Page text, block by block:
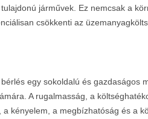
járművek. Ez nemcsak a
csökkenti az
egy sokoldalú és gazdaságos
A rugalmasság, a
a kényelem, a megbízhatóság és a